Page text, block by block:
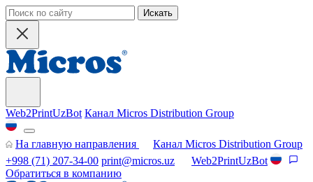
Искать
Web2PrintUzBot Канал Micros Distribution Group
На главную направления
Канал Micros Distribution Group
+998 (71) 207-34-00 print@micros.uz
Web2PrintUzBot
Обратиться в компанию